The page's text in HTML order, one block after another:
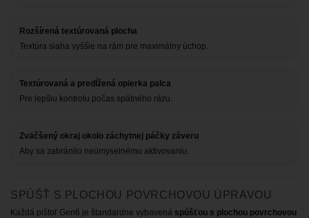
Rozšírená textúrovaná plocha
Textúra siaha vyššie na rám pre maximálny úchop.
Textúrovaná a predĺžená opierka palca
Pre lepšiu kontrolu počas spätného rázu.
Zväčšený okraj okolo záchytnej páčky záveru
Aby sa zabránilo neúmyselnému aktivovaniu.
SPÚŠŤ S PLOCHOU POVRCHOVOU ÚPRAVOU
Každá pištoľ Gen6 je štandardne vybavená spúšťou s plochou povrchovou